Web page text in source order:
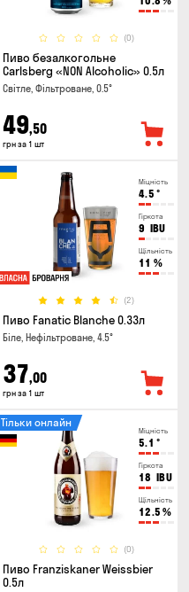
(0)
Пиво безалкогольне
Carlsberg «NON Alcoholic» 0.5л
Світле, Фільтроване, 0.5°
49,50
грн за 1 шт
Міцність
4.5 °
Гіркота
9 IBU
Щільність
11 %
(2)
Пиво Fanatic Blanche 0.33л
Біле, Нефільтроване, 4.5°
37,00
грн за 1 шт
Міцність
5.1 °
Гіркота
18 IBU
Щільність
12.5 %
(0)
Тільки онлайн
Пиво Franziskaner Weissbier
0.5л